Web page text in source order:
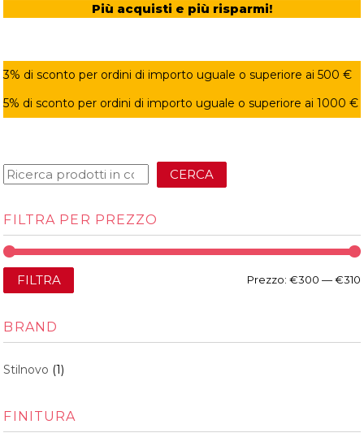
Più acquisti e più risparmi!
3% di sconto per ordini di importo uguale o superiore ai 500 €
5% di sconto per ordini di importo uguale o superiore ai 1000 €
CERCA
FILTRA PER PREZZO
FILTRA Prezzo: €300 —€310
BRAND
Stilnovo (1)
FINITURA